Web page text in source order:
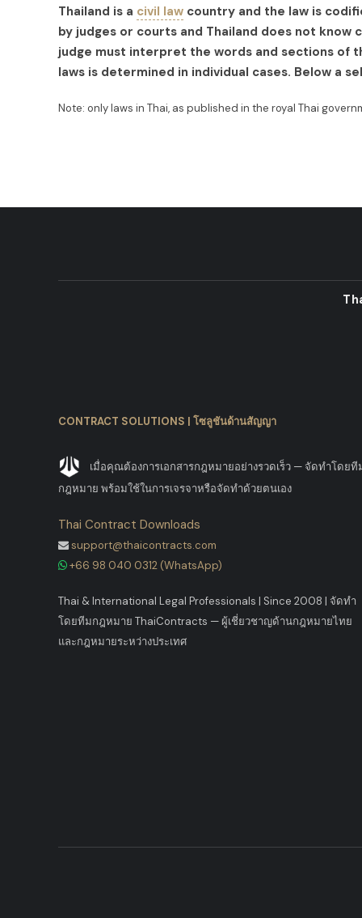
Thailand is a civil law country and the law is
by judges or courts and Thailand does not
judge must interpret the words and sections of
laws is determined in individual cases. Below a
Note: only laws in Thai, as published in the royal Thai
CONTRACT SOLUTIONS | โซลูชันด้านสัญญา
เมื่อคุณต้องการเอกสารกฎหมายอย่างรวดเร็ว — จัดทำโดยที
กฎหมาย พร้อมใช้ในการเจรจาหรือจัดทำด้วยตนเอง
Thai Contract Downloads
support@thaicontracts.com
+66 98 040 0312 (WhatsApp)
Thai & International Legal Professionals | Since 2008 | จัดทำ
โดยทีมกฎหมาย ThaiContracts — ผู้เชี่ยวชาญด้านกฎหมายไทย
และกฎหมายระหว่างประเทศ